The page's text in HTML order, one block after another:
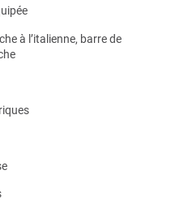
à l’italienne, barre de